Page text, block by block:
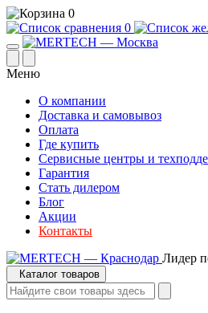
0
0
Меню
О компании
Доставка и самовывоз
Оплата
Где купить
Сервисные центры и
Гарантия
Стать дилером
Блог
Акции
Контакты
Лидер
Каталог товаров